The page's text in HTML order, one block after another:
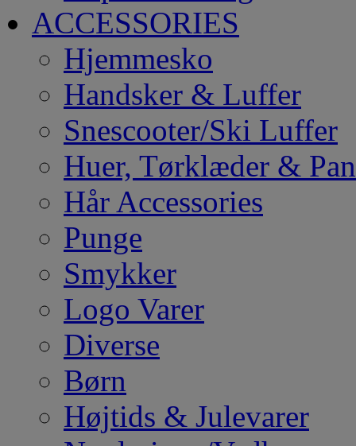
ACCESSORIES
Hjemmesko
Handsker & Luffer
Snescooter/Ski Luffer
Huer, Tørklæder &
Hår Accessories
Punge
Smykker
Logo Varer
Diverse
Børn
Højtids & Julevarer